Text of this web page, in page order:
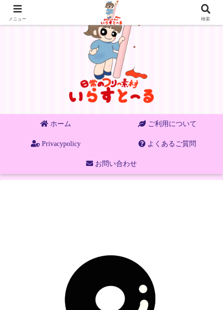
ホーム ご利用について
Privacypolicy よくあるご質問
お問い合わせ
メニュー 検索